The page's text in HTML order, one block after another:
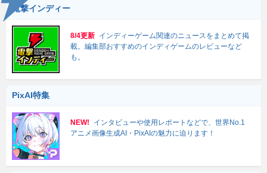
電撃インディー
8/4更新 インディーゲーム関連のニュースをまとめて掲
載。編集部おすすめのインディゲームのレビューなど
も。
PixAI特集
NEW!
インタビューや使用レポートなどで、世界No.1
アニメ画像生成AI・PixAIの魅力に迫ります！